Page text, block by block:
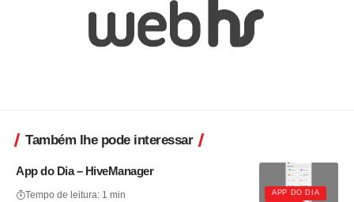
Também lhe pode interessar
APP DO DIA
App do Dia – HiveManager
Tempo de leitura: 1 min